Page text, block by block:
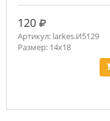
120 руб.
Артикул: larkes.И5129
Размер: 14х18